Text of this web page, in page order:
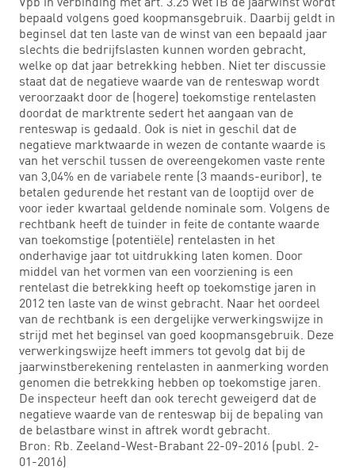
bepaald volgens goed koopmansgebruik. Daarbij geldt in
beginsel dat ten laste van de winst van een bepaald jaar
slechts die bedrijfslasten kunnen worden gebracht,
welke op dat jaar betrekking hebben. Niet ter discussie
staat dat de negatieve waarde van de renteswap wordt
veroorzaakt door de (hogere) toekomstige rentelasten
doordat de marktrente sedert het aangaan van de
renteswap is gedaald. Ook is niet in geschil dat de
negatieve marktwaarde in wezen de contante waarde is
van het verschil tussen de overeengekomen vaste rente
van 3,04% en de variabele rente (3 maands-euribor), te
betalen gedurende het restant van de looptijd over de
voor ieder kwartaal geldende nominale som. Volgens de
rechtbank heeft de tuinder in feite de contante waarde
van toekomstige (potentiële) rentelasten in het
onderhavige jaar tot uitdrukking laten komen. Door
middel van het vormen van een voorziening is een
rentelast die betrekking heeft op toekomstige jaren in
2012 ten laste van de winst gebracht. Naar het oordeel
van de rechtbank is een dergelijke verwerkingswijze in
strijd met het beginsel van goed koopmansgebruik. Deze
verwerkingswijze heeft immers tot gevolg dat bij de
jaarwinstberekening rentelasten in aanmerking worden
genomen die betrekking hebben op toekomstige jaren.
De inspecteur heeft dan ook terecht geweigerd dat de
negatieve waarde van de renteswap bij de bepaling van
de belastbare winst in aftrek wordt gebracht.
Bron: Rb. Zeeland-West-Brabant 22-09-2016 (publ. 2-
01-2016)